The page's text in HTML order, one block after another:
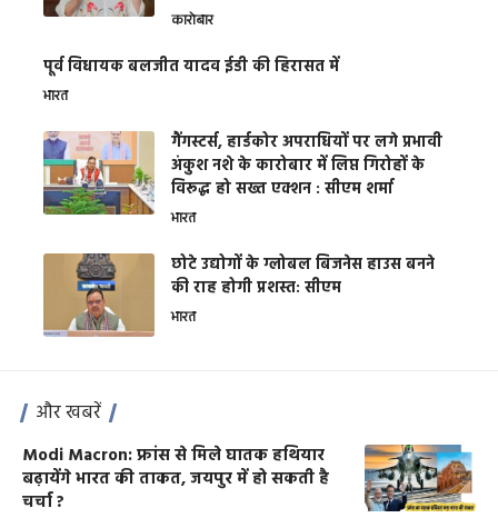
कारोबार
पूर्व विधायक बलजीत यादव ईडी की हिरासत में
भारत
गैंगस्टर्स, हार्डकोर अपराधियों पर लगे प्रभावी
अंकुश नशे के कारोबार में लिप्त गिरोहों के
विरूद्ध हो सख्त एक्शन : सीएम शर्मा
भारत
छोटे उद्योगों के ग्लोबल बिजनेस हाउस बनने
की राह होगी प्रशस्त: सीएम
भारत
और खबरें
Modi Macron: फ्रांस से मिले घातक हथियार
बढ़ायेंगे भारत की ताकत, जयपुर में हो सकती है
चर्चा ?